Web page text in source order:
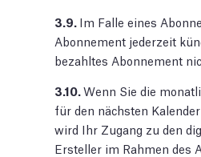
3.9. Im Falle eines
Abonnement jederzeit
bezahltes Abonnement
3.10.Wenn Sie die
für den nächsten
wird Ihr Zugang zu den
Ersteller im Rahmen des